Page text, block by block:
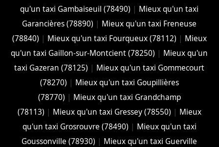
qu'un taxi Gambaiseuil (78490) | Mieux qu'un taxi
Garancières (78890) | Mieux qu'un taxi Freneuse
(78840) | Mieux qu'un taxi Fourqueux (78112) | Mieux
qu'un taxi Gaillon-sur-Montcient (78250) | Mieux qu'un
taxi Gazeran (78125) | Mieux qu'un taxi Gommecourt
(78270) | Mieux qu'un taxi Goupillières
(78770) | Mieux qu'un taxi Grandchamp
(78113) | Mieux qu'un taxi Gressey (78550) | Mieux
qu'un taxi Grosrouvre (78490) | Mieux qu'un taxi
Goussonville (78930) | Mieux qu'un taxi Guerville